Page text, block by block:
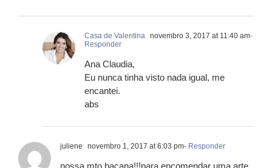
Casa de Valentina novembro 3, 2017 at 11:40 am-
Responder
Ana Claudia,
Eu nunca tinha visto nada igual, me
encantei.
abs
juliene novembro 1, 2017 at 6:03 pm- Responder
nossa mto bacana!!!para encomendar uma arte